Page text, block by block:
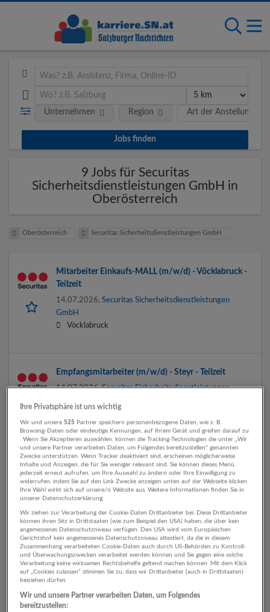
Art der Anstellung
Unternehmen Region
9 Jobs für Securitas
Sicherheitsdienstleistungen GmbH in
Oberösterreich
Oberösterreich Securitas Sicherheitsdienstleistungen GmbH
Mitarbeiter Einkaufs-MALL (m/w/d) - Vöcklabruck -
Teilzeit
14.07.2026, Securitas Sicherheitsdienstleistungen
GmbH
Vöcklabruck
Empfangsmitarbeiter (m/w/d) - Steyr - Teilzeit
14.07.2026,Securitas Sicherheitsdienstleistungen
Mitarbeiter Objektschutz/Werkschutz (m/w/d) -
Sattledt - Teilzeit
14.07.2026,Securitas Sicherheitsdienstleistungen
GmbH
4642 Sattledt
Mitarbeiter Objektschutz / Werkschutz (m/w/d) -
Ansfelden - Teilzeit
GmbH
Ihre Privatsphäre ist uns wichtig
Wir und unsere525 Partner speichern personenbezogene Daten, wie z. B.
Browsing-Daten oder eindeutige Kennungen, auf Ihrem Gerät und greifen darauf zu
. Wenn Sie Akzeptieren auswählen, können die Tracking-Technologien die unter „Wir
und unsere Partner verarbeiten Daten, um Folgendes bereitzustellen“ genannten
Zwecke unterstützen. Wenn Tracker deaktiviert sind, erscheinen möglicherweise
Inhalte und Anzeigen, die für Sie weniger relevant sind. Sie können dieses Menü
jederzeit erneut aufrufen, um Ihre Auswahl zu ändern oder Ihre Einwilligung zu
widerrufen, indem Sie auf den Link Zwecke anzeigen unten auf der Webseite klicken.
Ihre Wahl wirkt sich auf unsere/n Website aus. Weitere Informationen finden Sie in
unserer Datenschutzerklärung.
Wir ziehen zur Verarbeitung der Cookie-Daten Drittanbieter bei. Diese Drittanbieter
können ihren Sitz in Drittstaaten (wie zum Beispiel den USA) haben, die über kein
angemessenes Datenschutzniveau verfügen. Den USA wird vom Europäischen
Gerichtshof kein angemessenes Datenschutzniveau attestiert, da die in diesem
Zusammenhang verarbeiteten Cookie-Daten auch durch US-Behörden zu Kontroll-
und Überwachungszwecken verarbeitet werden können und Sie gegen eine solche
Verarbeitung keine wirksamen Rechtsbehelfe geltend machen können. Mit dem Klick
auf „Cookies zulassen“ stimmen Sie zu, dass wir Drittanbieter (auch in Drittstaaten)
beiziehen dürfen.
Wir und unsere Partner verarbeiten Daten, um Folgendes
bereitzustellen: